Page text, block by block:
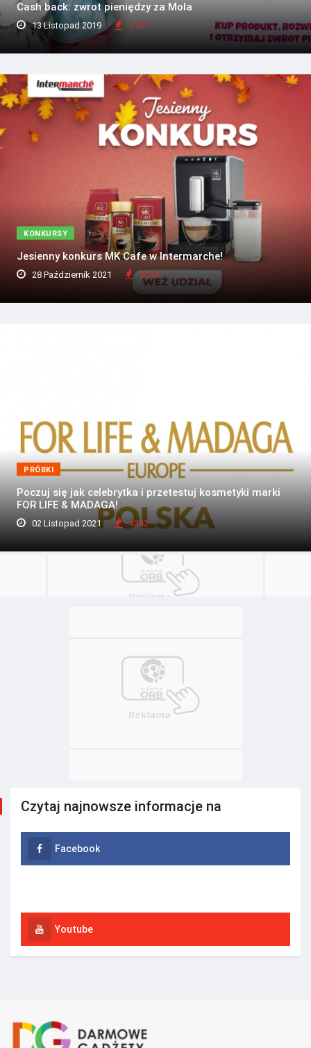
Cash back: zwrot pieniędzy za Mola
13 Listopad 2019 3101
KONKURSY
Jesienny konkurs MK Cafe w Intermarche!
28 Październik 2021 3044
PRÓBKI
Poczuj się jak celebrytka i przetestuj kosmetyki marki
FOR LIFE & MADAGA!
02 Listopad 2021 4342
Czytaj najnowsze informacje na
Facebook
Youtube